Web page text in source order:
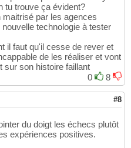
tu trouve ça évident?
par les agences
technologie à tester
il faut qu'il cesse de rever et
de les réaliser et vont
sur son histoire faillant
0
8
#8
du doigt les échecs plutôt
expériences positives.